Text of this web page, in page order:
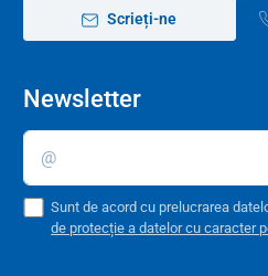
Scrieți-ne
Newsletter
Sunt de acord cu prelucrarea
de protecție a datelor cu caracter